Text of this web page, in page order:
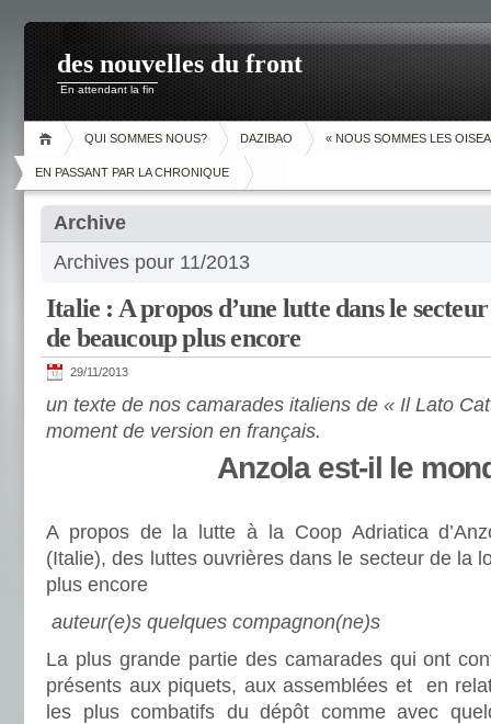
des nouvelles du front
En attendant la fin
QUI SOMMES NOUS? DAZIBAO « NOUS SOMMES LES
EN PASSANT PAR LA CHRONIQUE
Archive
Archives pour 11/2013
Italie : A propos d’une lutte dans le
de beaucoup plus encore
29/11/2013
un texte de nos camarades italiens de « Il Lato
moment de version en français.
Anzola est-il le
A propos de la lutte à la Coop Adriatica
(Italie), des luttes ouvrières dans le secteur de la
plus encore
auteur(e)s quelques compagnon(ne)s
La plus grande partie des camarades qui ont
présents aux piquets, aux assemblées et en
les plus combatifs du dépôt comme avec